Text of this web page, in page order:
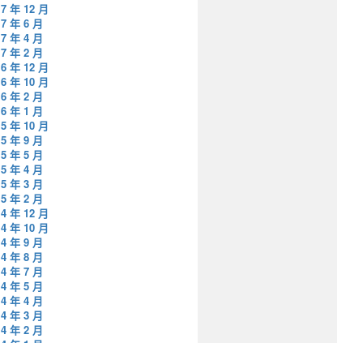
年 12 月
年 6 月
年 4 月
年 2 月
年 12 月
年 10 月
年 2 月
年 1 月
年 10 月
年 9 月
年 5 月
年 4 月
年 3 月
年 2 月
年 12 月
年 10 月
年 9 月
年 8 月
年 7 月
年 5 月
年 4 月
年 3 月
年 2 月